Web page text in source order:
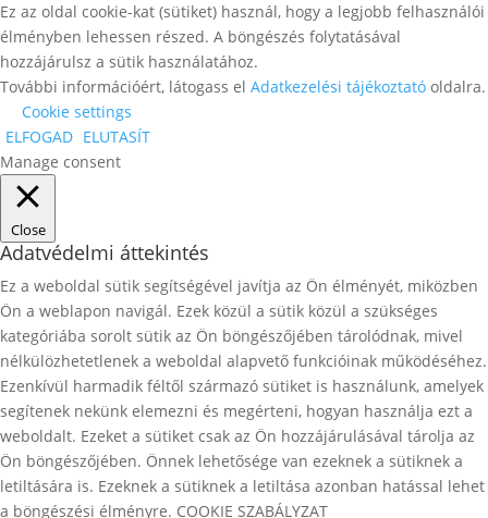
Ez az oldal cookie-kat (sütiket) használ, hogy a legjobb felhasználói
élményben lehessen részed. A böngészés folytatásával
hozzájárulsz a sütik használatához.
További információért, látogass el Adatkezelési tájékoztató oldalra.
Cookie settings
ELFOGAD ELUTASÍT
Manage consent
Close
Adatvédelmi áttekintés
Ez a weboldal sütik segítségével javítja az Ön élményét, miközben
Ön a weblapon navigál. Ezek közül a sütik közül a szükséges
kategóriába sorolt ​​sütik az Ön böngészőjében tárolódnak, mivel
nélkülözhetetlenek a weboldal alapvető funkcióinak működéséhez.
Ezenkívül harmadik féltől származó sütiket is használunk, amelyek
segítenek nekünk elemezni és megérteni, hogyan használja ezt a
weboldalt. Ezeket a sütiket csak az Ön hozzájárulásával tárolja az
Ön böngészőjében. Önnek lehetősége van ezeknek a sütiknek a
letiltására is. Ezeknek a sütiknek a letiltása azonban hatással lehet
a böngészési élményre. COOKIE SZABÁLYZAT